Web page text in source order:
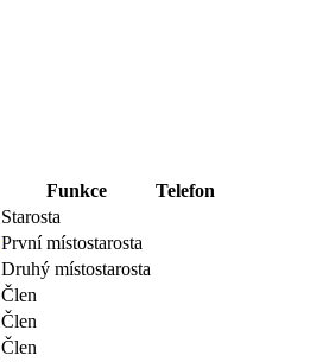
Funkce
Telefon
Starosta
První místostarosta
Druhý místostarosta
Člen
Člen
Člen